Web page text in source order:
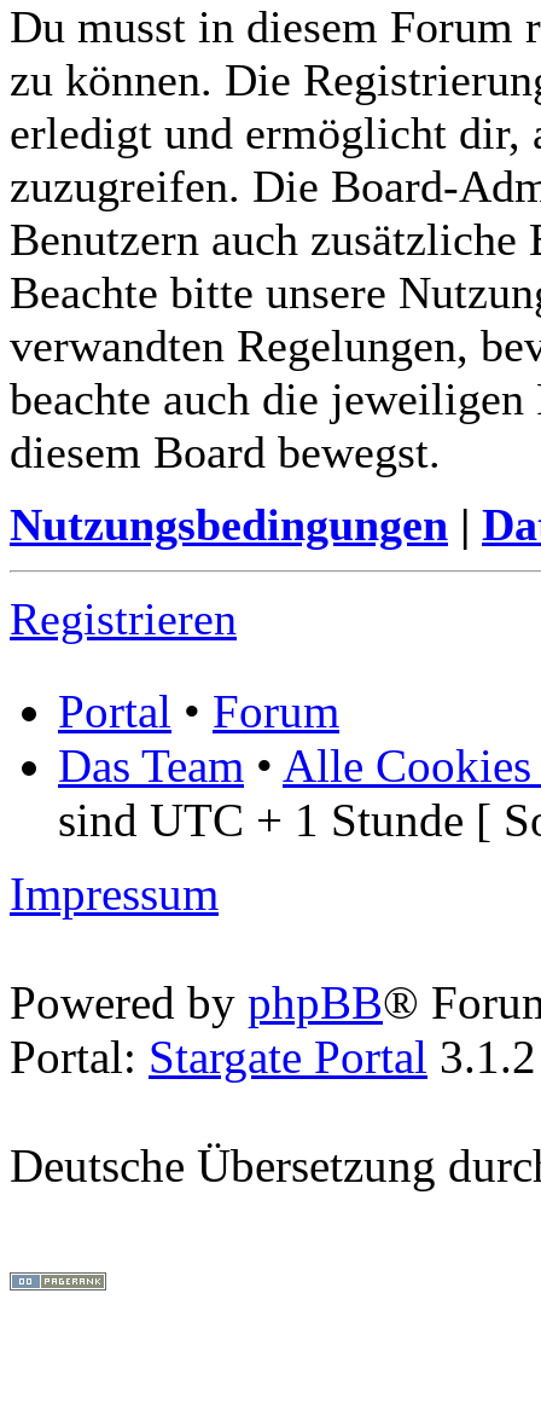
Du musst in diesem Forum
zu können. Die
erledigt und ermöglicht dir,
zuzugreifen. Die Board-
Benutzern auch zusätzliche
Beachte bitte unsere
verwandten Regelungen,
beachte auch die
diesem Board bewegst.
Nutzungsbedingungen |
Registrieren
Portal • Forum
Das Team • Alle Cookies
sind UTC + 1 Stunde [
Impressum
Powered by phpBB®
Portal: Stargate Portal
Deutsche Übersetzung